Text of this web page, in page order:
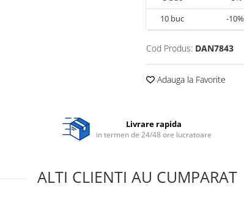
10 buc -10%
Cod Produs: DAN7843
Adauga la Favorite
Livrare rapida
in termen de 24/48 ore lucratoare
ALTI CLIENTI AU CUMPARAT